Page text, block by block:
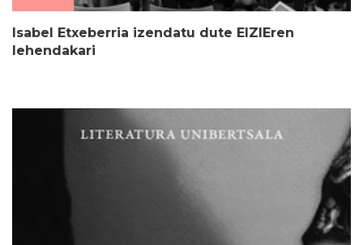
Isabel Etxeberria izendatu dute EIZIEren
lehendakari